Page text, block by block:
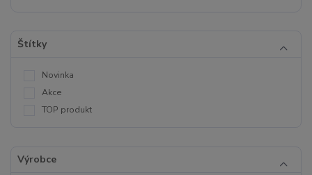
Štítky
Novinka
Akce
TOP produkt
Výrobce